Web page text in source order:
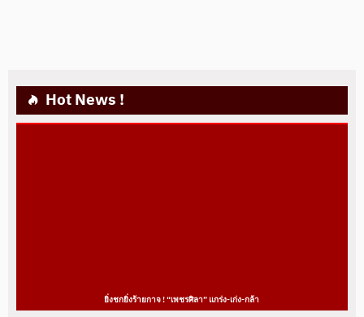
Hot News !
ยิ่งชกยิ่งร้ายกาจ ! “เพชรศิลา” แกร่ง-เก่ง-กล้า